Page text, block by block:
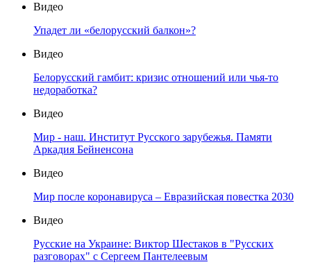
Видео
Упадет ли «белорусский балкон»?
Видео
Белорусский гамбит: кризис отношений или чья-то
недоработка?
Видео
Мир - наш. Институт Русского зарубежья. Памяти
Аркадия Бейненсона
Видео
Мир после коронавируса – Евразийская повестка 2030
Видео
Русские на Украине: Виктор Шестаков в "Русских
разговорах" с Сергеем Пантелеевым